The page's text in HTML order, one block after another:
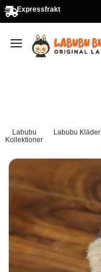
Expressfrakt
Labubu
Kollektioner
Labubu Kläder